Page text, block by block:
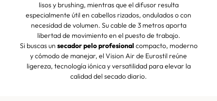
lisos y brushing, mientras que el difusor resulta
especialmente útil en cabellos rizados, ondulados o con
necesidad de volumen. Su cable de 3 metros aporta
libertad de movimiento en el puesto de trabajo.
Si buscas un secador pelo profesional compacto, moderno
y cómodo de manejar, el Vision Air de Eurostil reúne
ligereza, tecnología iónica y versatilidad para elevar la
calidad del secado diario.